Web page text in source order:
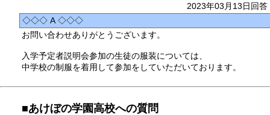
2023年03月13日回答
◇◇◇ A ◇◇◇
お問い合わせありがとうございます。
入学予定者説明会参加の生徒の服装については、
中学校の制服を着用して参加をしていただいております。
■あけぼの学園高校への質問